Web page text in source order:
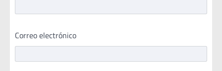
Correo electrónico